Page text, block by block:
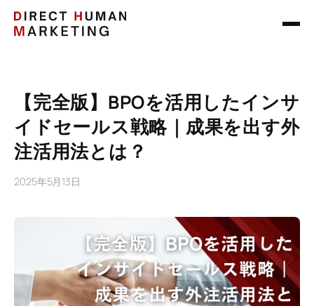
【完全版】BPOを活用したインサ
イドセールス戦略｜成果を出す外
注活用法とは？
2025年5月13日